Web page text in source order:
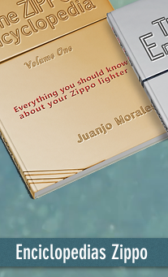
Enciclopedias Zippo